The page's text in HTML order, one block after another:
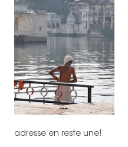
adresse en reste une!